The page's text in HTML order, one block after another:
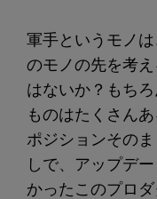
軍手というモノ
のモノの先を考
はないか？もち
ものはたくさん
ポジションその
しで、アップデ
かったこのプロ